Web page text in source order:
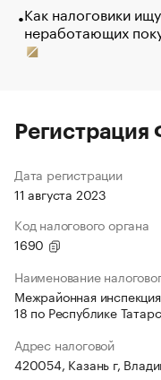
Как налоговики
неработающих
Дата регистрации
11 августа 2023
Код налогового органа
1690
Наименование
Межрайонная
18 по Республике
Адрес налоговой
420054, Казань г,